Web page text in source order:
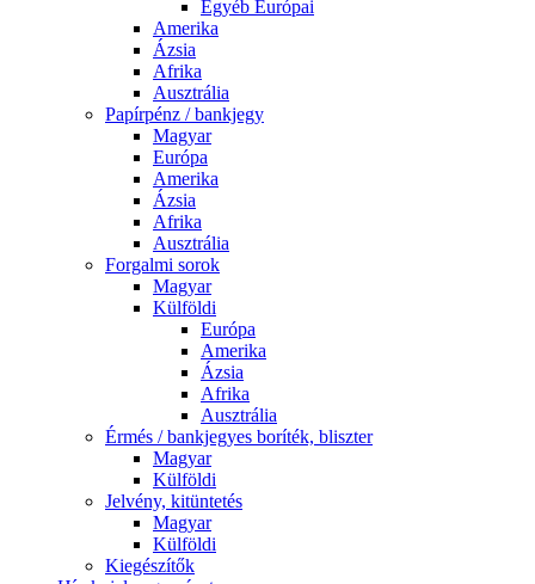
Egyéb Európai
Amerika
Ázsia
Afrika
Ausztrália
Papírpénz / bankjegy
Magyar
Európa
Amerika
Ázsia
Afrika
Ausztrália
Forgalmi sorok
Magyar
Külföldi
Európa
Amerika
Ázsia
Afrika
Ausztrália
Érmés / bankjegyes boríték, bliszter
Magyar
Külföldi
Jelvény, kitüntetés
Magyar
Külföldi
Kiegészítők